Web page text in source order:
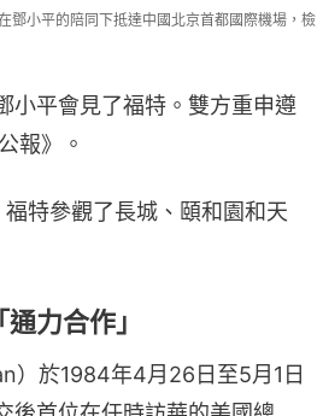
鄧小平的陪同下抵達中國北京首都國際機場，檢
小平會見了福特。雙方重申遵
報》。
特參觀了長城、頤和園和天
力合作」
）於1984年4月26日至5月1日